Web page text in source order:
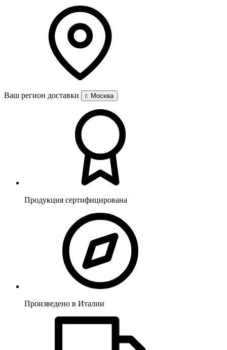
Ваш регион доставки г. Москва
Продукция сертифицирована
Произведено в Италии